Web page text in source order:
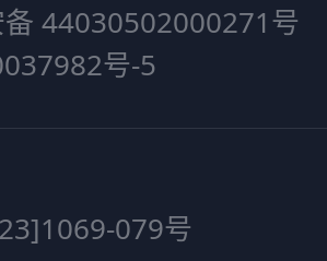
44030502000271号
号-5
079号